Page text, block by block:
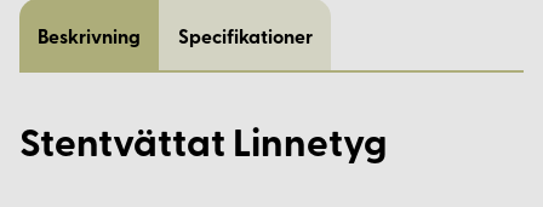
Beskrivning Specifikationer
Stentvättat Linnetyg